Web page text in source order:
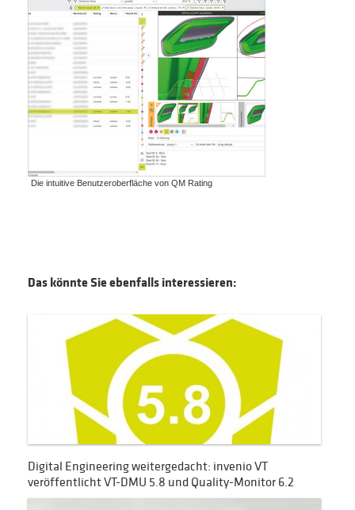
Die intuitive Benutzeroberfläche von QM Rating
Das könnte Sie ebenfalls interessieren:
Digital Engineering weitergedacht: invenio VT
veröffentlicht VT-DMU 5.8 und Quality-Monitor 6.2